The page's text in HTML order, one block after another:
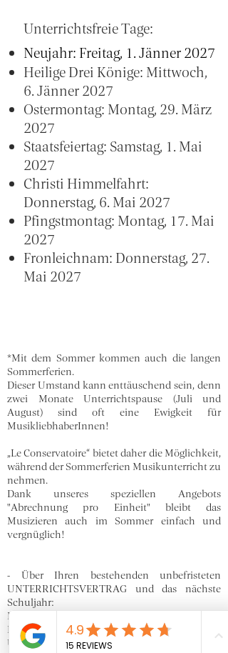
Unterrichtsfreie Tage:
Neujahr: Freitag, 1. Jänner 2027
Heilige Drei Könige: Mittwoch,
6. Jänner 2027
Ostermontag: Montag, 29. März
2027
Staatsfeiertag: Samstag, 1. Mai
2027
Christi Himmelfahrt:
Donnerstag, 6. Mai 2027
Pfingstmontag: Montag, 17. Mai
2027
Fronleichnam: Donnerstag, 27.
Mai 2027
*Mit dem Sommer kommen auch die langen
Sommerferien.
Dieser Umstand kann enttäuschend sein, denn
zwei Monate Unterrichtspause (Juli und
August) sind oft eine Ewigkeit für
MusikliebhaberInnen!
„Le Conservatoire“ bietet daher die Möglichkeit,
während der Sommerferien Musikunterricht zu
nehmen.
Dank unseres speziellen Angebots
"Abrechnung pro Einheit" bleibt das
Musizieren auch im Sommer einfach und
vergnüglich!
- Über Ihren bestehenden unbefristeten
UNTERRICHTSVERTRAG und das nächste
Schuljahr:
Der Vertrag sieht Unterricht von September bis
Ende Juni vor, mit einer zweimonatigen
Unterrichtspause im Sommer (Juli und